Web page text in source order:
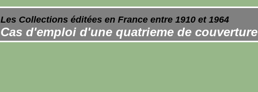
Les Collections éditées en France entre 1910 et 1964
Cas d'emploi d'une quatrieme de couverture